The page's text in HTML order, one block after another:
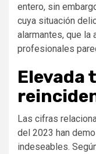
entero, sin
cuya situación
alarmantes, que la
profesionales
Elevada
Las cifras
del 2023 han
indeseables.